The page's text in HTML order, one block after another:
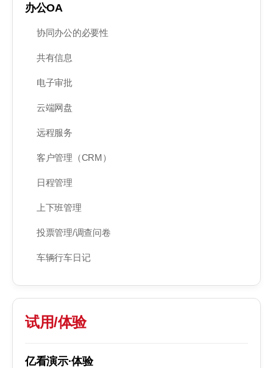
办公OA
协同办公的必要性
共有信息
电子审批
云端网盘
远程服务
客户管理（CRM）
日程管理
上下班管理
投票管理/调查问卷
车辆行车日记
试用/体验
亿看演示·体验